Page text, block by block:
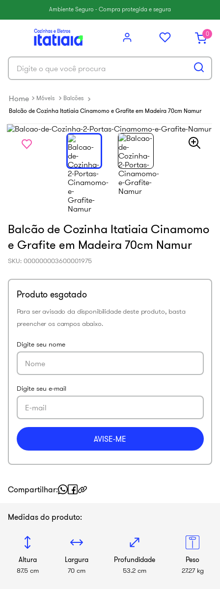
Ambiente Seguro - Compra protegida e segura
0
Digite o que você procura
Móveis
Balcões
Balcão de Cozinha Itatiaia Cinamomo e Grafite em Madeira 70cm Namur
Balcão de Cozinha Itatiaia Cinamomo
e Grafite em Madeira 70cm Namur
SKU: 000000003600001975
Compartilhar
Medidas do produto:
Altura
87.5 cm
Largura
70 cm
Profundidade
53.2 cm
Peso
27.27 kg
balcão itatiaia
new premium
9º
armário cozinha
renova